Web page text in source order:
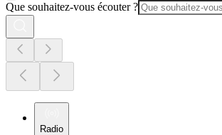
Que souhaitez-vous écouter ?
Radio